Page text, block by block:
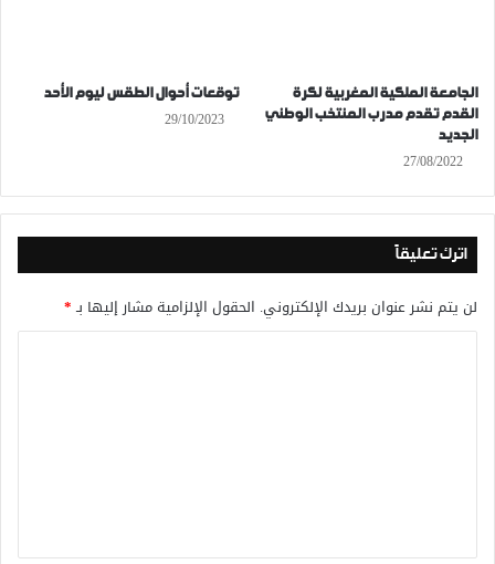
الجامعة الملكية المغربية لكرة
القدم تقدم مدرب المنتخب الوطني
الجديد
27/08/2022
توقعات أحوال الطقس ليوم الأحد
29/10/2023
اترك تعليقاً
لن يتم نشر عنوان بريدك الإلكتروني. الحقول الإلزامية مشار إليها بـ*